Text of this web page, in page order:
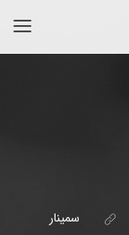
سمینار